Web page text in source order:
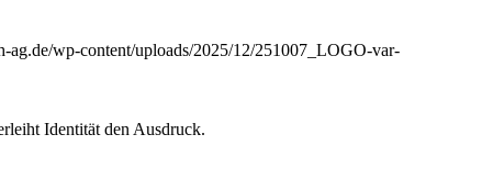
ag.de/wp-content/uploads/2025/12/251007_LOGO-var-
Identität den Ausdruck.